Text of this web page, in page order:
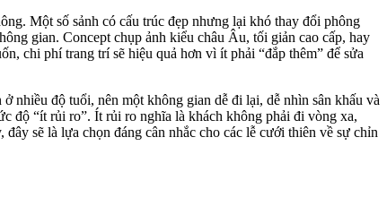
Một số sảnh có cấu trúc đẹp nhưng lại khó thay đổi phông
gian. Concept chụp ảnh kiểu châu Âu, tối giản cao cấp, hay
chi phí trang trí sẽ hiệu quả hơn vì ít phải “đắp thêm” để sửa
nhiều độ tuổi, nên một không gian dễ đi lại, dễ nhìn sân khấu và
độ “ít rủi ro”. Ít rủi ro nghĩa là khách không phải đi vòng xa,
sẽ là lựa chọn đáng cân nhắc cho các lễ cưới thiên về sự chỉn